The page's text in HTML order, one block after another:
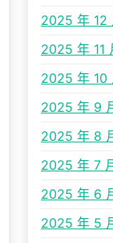
2025 年 12
2025 年 11
2025 年 10
2025 年 9
2025 年 8
2025 年 7
2025 年 6
2025 年 5